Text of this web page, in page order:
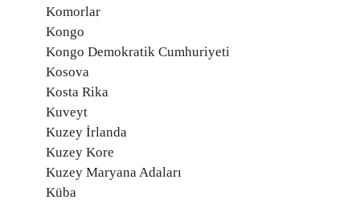
Komorlar
Kongo
Kongo Demokratik Cumhuriyeti
Kosova
Kosta Rika
Kuveyt
Kuzey İrlanda
Kuzey Kore
Kuzey Maryana Adaları
Küba